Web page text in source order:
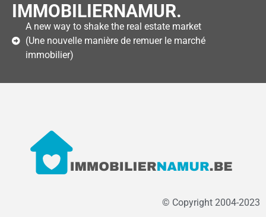
IMMOBILIERNAMUR.
A new way to shake the real estate market
(Une nouvelle manière de remuer le marché
immobilier)
© Copyright 2004-2023